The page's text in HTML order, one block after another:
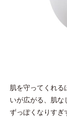
肌を守ってくれ
いが広がる、肌
ずっぽくなりすぎ